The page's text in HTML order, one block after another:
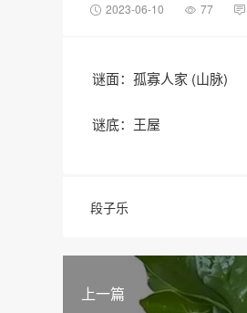
2023-06-10 77
谜面：孤寡人家 (山脉)
谜底：王屋
段子乐
上一篇